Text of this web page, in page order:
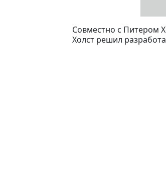
Совместно с Питером
Холст решил